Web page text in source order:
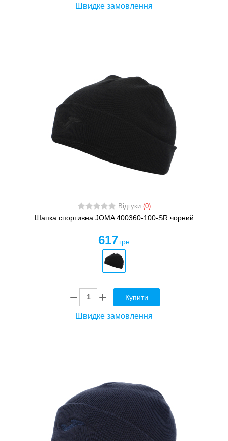
Швидке замовлення
Відгуки (0)
Шапка спортивна JOMA 400360-100-SR чорний
617 грн
Купити
Швидке замовлення